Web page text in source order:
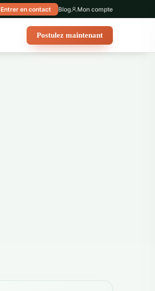
Entrer en contact Blog Mon compte
Postulez maintenant